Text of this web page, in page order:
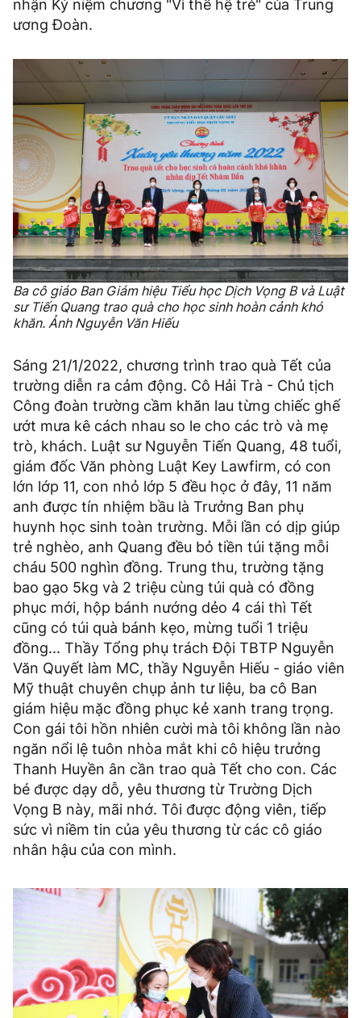
nhận Kỷ niệm chương "Vì thế hệ trẻ" của Trung
ương Đoàn.
Ba cô giáo Ban Giám hiệu Tiểu học Dịch Vọng B và Luật
sư Tiến Quang trao quà cho học sinh hoàn cảnh khó
khăn. Ảnh Nguyễn Văn Hiếu
Sáng 21/1/2022, chương trình trao quà Tết của
trường diễn ra cảm động. Cô Hải Trà - Chủ tịch
Công đoàn trường cầm khăn lau từng chiếc ghế
ướt mưa kê cách nhau so le cho các trò và mẹ
trò, khách. Luật sư Nguyễn Tiến Quang, 48 tuổi,
giám đốc Văn phòng Luật Key Lawfirm, có con
lớn lớp 11, con nhỏ lớp 5 đều học ở đây, 11 năm
anh được tín nhiệm bầu là Trưởng Ban phụ
huynh học sinh toàn trường. Mỗi lần có dịp giúp
trẻ nghèo, anh Quang đều bỏ tiền túi tặng mỗi
cháu 500 nghìn đồng. Trung thu, trường tặng
bao gạo 5kg và 2 triệu cùng túi quà có đồng
phục mới, hộp bánh nướng dẻo 4 cái thì Tết
cũng có túi quà bánh kẹo, mừng tuổi 1 triệu
đồng... Thầy Tổng phụ trách Đội TBTP Nguyễn
Văn Quyết làm MC, thầy Nguyễn Hiếu - giáo viên
Mỹ thuật chuyên chụp ảnh tư liệu, ba cô Ban
giám hiệu mặc đồng phục kẻ xanh trang trọng.
Con gái tôi hồn nhiên cười mà tôi không lần nào
ngăn nổi lệ tuôn nhòa mắt khi cô hiệu trưởng
Thanh Huyền ân cần trao quà Tết cho con. Các
bé được dạy dỗ, yêu thương từ Trường Dịch
Vọng B này, mãi nhớ. Tôi được động viên, tiếp
sức vì niềm tin của yêu thương từ các cô giáo
nhân hậu của con mình.